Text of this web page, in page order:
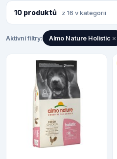
10 produktů z 16 v kategorii
Aktivní filtry: Almo Nature Holistic